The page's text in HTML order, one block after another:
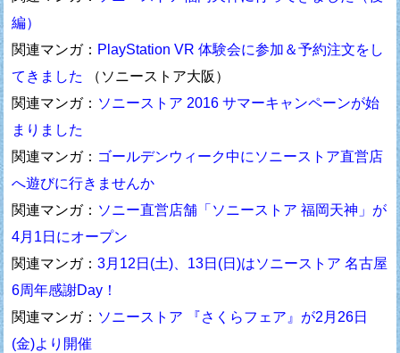
編）
関連マンガ： PlayStation VR 体験会に参加＆予約注文をし
てきました
（ソニーストア大阪）
関連マンガ： ソニーストア 2016 サマーキャンペーンが始
まりました
関連マンガ： ゴールデンウィーク中にソニーストア直営店
へ遊びに行きませんか
関連マンガ： ソニー直営店舗「ソニーストア 福岡天神」が
4月1日にオープン
関連マンガ：3月12日(土)、13日(日)はソニーストア 名古屋
6周年感謝Day！
関連マンガ： ソニーストア 『さくらフェア』が2月26日
(金)より開催